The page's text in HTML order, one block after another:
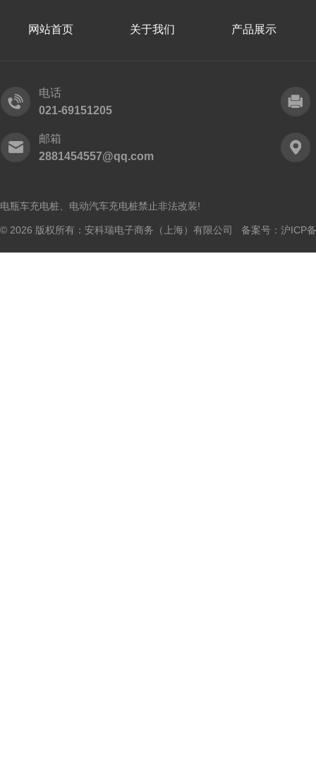
网站首页 关于我们 产品展示
电话
021-69151205
邮箱
2881454557@qq.com
电瓶车充电桩、电动汽车充电桩禁止非法改装!
© 2026 版权所有：安科瑞电子商务（上海）有限公司 备案号： 沪ICP